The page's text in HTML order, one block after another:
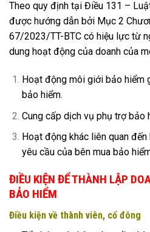
Theo quy định tại Điều 131 –
được hướng dẫn bởi Mục 2
67/2023/TT-BTC có hiệu lực từ
dung hoạt động của doanh của
Hoạt động môi giới bảo hiểm
bảo hiểm.
Cung cấp dịch vụ phụ trợ bảo
Hoạt động khác liên quan
yêu cầu của bên mua bảo
ĐIỀU KIỆN ĐỂ THÀNH LẬP
BẢO HIỂM
Điều kiện về thành viên, cổ đông